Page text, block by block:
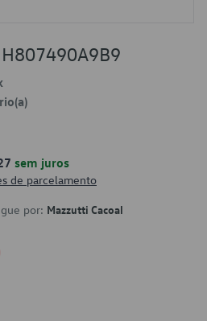
sem juros
de parcelamento
por: Mazzutti Cacoal